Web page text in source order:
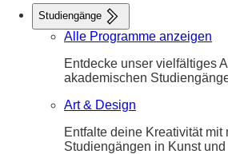
Studiengänge
Alle Programme anzeigen
Entdecke unser vielfältiges
akademischen
Art & Design
Entfalte deine Kreativität mit
Studiengängen in Kunst